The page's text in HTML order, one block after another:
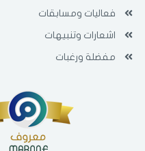
فعاليات ومسابقات
اشعارات وتنبيهات
مفضلة ورغبات